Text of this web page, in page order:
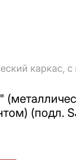
каркас,
(подл.